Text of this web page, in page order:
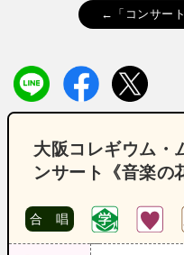
←「コンサー
大阪コレギウム・
ンサート《音楽の
合 唱